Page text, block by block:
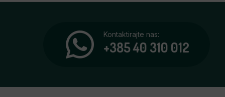
Kontaktirajte nas:
+385 40 310 012